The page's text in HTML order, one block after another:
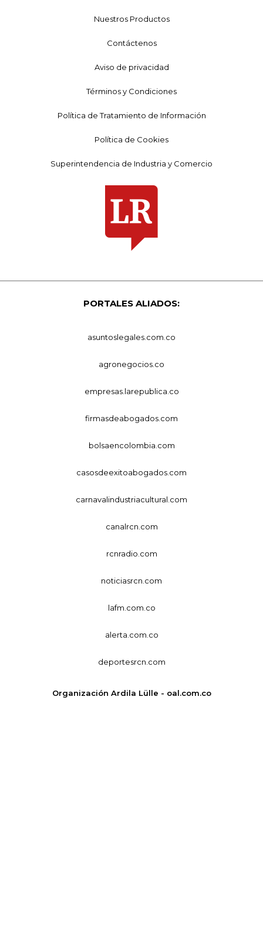
Nuestros Productos
Contáctenos
Aviso de privacidad
Términos y Condiciones
Política de Tratamiento de Información
Política de Cookies
Superintendencia de Industria y Comercio
PORTALES ALIADOS:
asuntoslegales.com.co
agronegocios.co
empresas.larepublica.co
firmasdeabogados.com
bolsaencolombia.com
casosdeexitoabogados.com
carnavalindustriacultural.com
canalrcn.com
rcnradio.com
noticiasrcn.com
lafm.com.co
alerta.com.co
deportesrcn.com
Organización Ardila Lülle - oal.com.co